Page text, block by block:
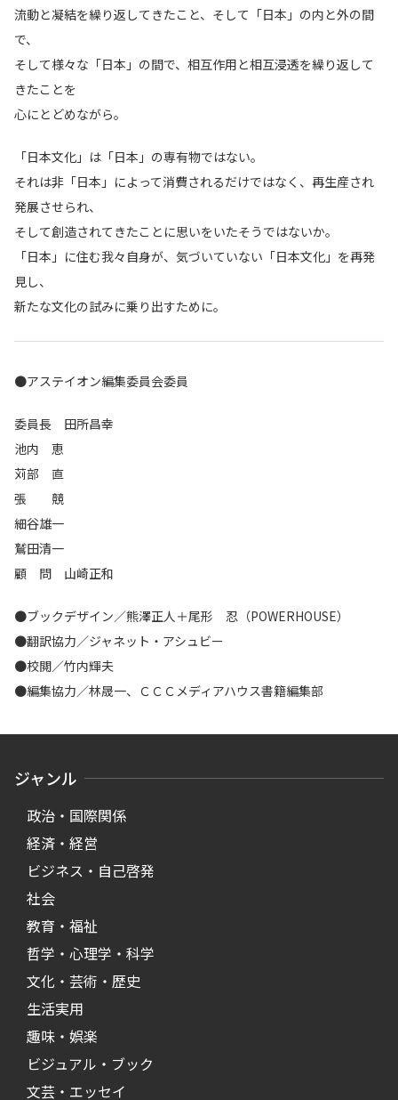
流動と凝結を繰り返してきたこと、そして「日本」の内と外の間
で、
そして様々な「日本」の間で、相互作用と相互浸透を繰り返して
きたことを
心にとどめながら。
「日本文化」は「日本」の専有物ではない。
それは非「日本」によって消費されるだけではなく、再生産され
発展させられ、
そして創造されてきたことに思いをいたそうではないか。
「日本」に住む我々自身が、気づいていない「日本文化」を再発
見し、
新たな文化の試みに乗り出すために。
●アステイオン編集委員会委員
委員長 田所昌幸
池内 恵
苅部 直
張 競
細谷雄一
鷲田清一
顧 問 山崎正和
●ブックデザイン／熊澤正人＋尾形 忍（POWERHOUSE）
●翻訳協力／ジャネット・アシュビー
●校閲／竹内輝夫
●編集協力／林晟一、ＣＣＣメディアハウス書籍編集部
ジャンル
政治・国際関係
経済・経営
ビジネス・自己啓発
社会
教育・福祉
哲学・心理学・科学
文化・芸術・歴史
生活実用
趣味・娯楽
ビジュアル・ブック
文芸・エッセイ